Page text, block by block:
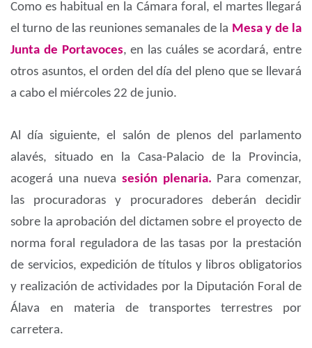
Como es habitual en la Cámara foral, el martes llegará
el turno de las reuniones semanales de la Mesa y de la
Junta de Portavoces, en las cuáles se acordará, entre
otros asuntos, el orden del día del pleno que se llevará
a cabo el miércoles 22 de junio.
Al día siguiente, el salón de plenos del parlamento
alavés, situado en la Casa-Palacio de la Provincia,
acogerá una nueva sesión plenaria. Para comenzar,
las procuradoras y procuradores deberán decidir
sobre la aprobación del dictamen sobre el proyecto de
norma foral reguladora de las tasas por la prestación
de servicios, expedición de títulos y libros obligatorios
y realización de actividades por la Diputación Foral de
Álava en materia de transportes terrestres por
carretera.